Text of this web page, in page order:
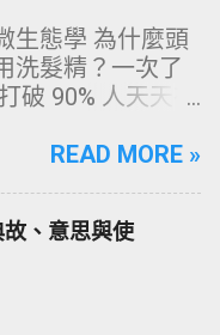
視 四、 5大專業
比較 五、 避坑
美白偏方迷思
顏色的生物學本
釐清牙齒的硬組
是由高度鈣化
釉質） ，而包裹
生態學 為什麼頭
洗髮精？一次了
破 90% 人天天在
皮清潔的物理與
維考題：你是否
然半天就出
不是洗髮精買
READ MORE »
、意思與使